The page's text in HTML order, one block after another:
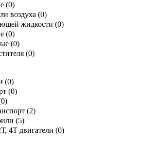
(0)
воздуха (0)
жидкости (0)
(0)
(0)
(0)
(0)
(0)
0)
(2)
(5)
4Т двигатели (0)